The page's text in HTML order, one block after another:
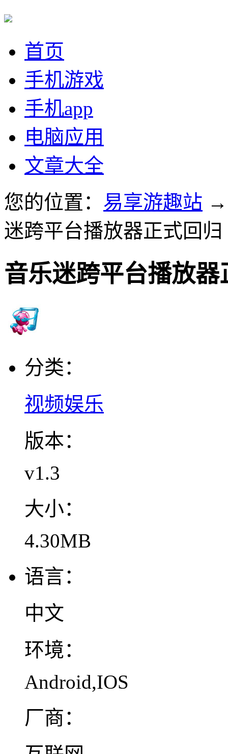
首页
手机游戏
手机app
电脑应用
文章大全
您的位置： 易享游趣站
迷跨平台播放器正式回归
音乐迷跨平台播放器
分类：
视频娱乐
版本：
v1.3
大小：
4.30MB
语言：
中文
环境：
Android,IOS
厂商：